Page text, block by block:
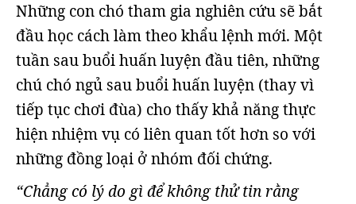
Những con chó tham gia nghiên cứu sẽ bắt
đầu học cách làm theo khẩu lệnh mới. Một
tuần sau buổi huấn luyện đầu tiên, những
chú chó ngủ sau buổi huấn luyện (thay vì
tiếp tục chơi đùa) cho thấy khả năng thực
hiện nhiệm vụ có liên quan tốt hơn so với
những đồng loại ở nhóm đối chứng.
“Chẳng có lý do gì để không thử tin rằng